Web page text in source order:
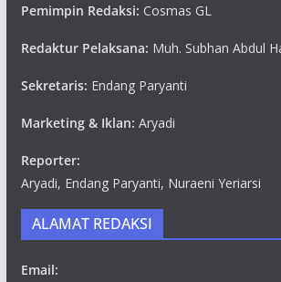
Pemimpin Redaksi: Cosmas GL
Redaktur Pelaksana: Muh. Subhan Abdul
Sekretaris: Endang Paryanti
Marketing & Iklan: Aryadi
Reporter:
Aryadi, Endang Paryanti, Nuraeni Yeriarsi
ALAMAT REDAKSI
Email: